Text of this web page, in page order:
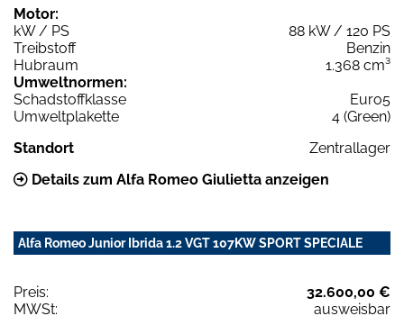
Motor:
kW / PS
88 kW / 120 PS
Treibstoff
Benzin
Hubraum
1.368 cm³
Umweltnormen:
Schadstoffklasse
Euro5
Umweltplakette
4 (Green)
Standort
Zentrallager
Details zum Alfa Romeo Giulietta anzeigen
Alfa Romeo Junior Ibrida 1.2 VGT 107KW SPORT SPECIALE
Preis:
32.600,00 €
MWSt:
ausweisbar